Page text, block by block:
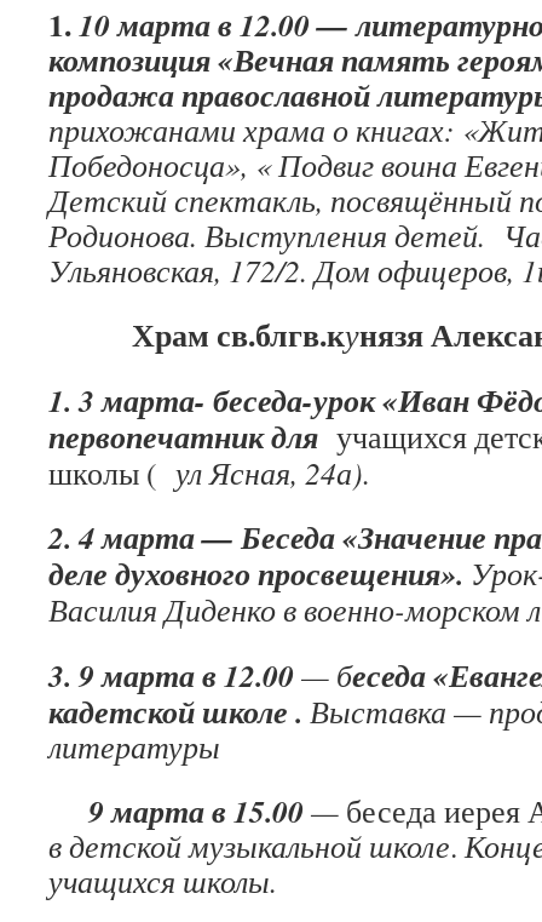
1.10 марта в 12.00 —
композиция «Вечная память
продажа православной
прихожанами храма о книгах:
Победоносца», « Подвиг воина
Детский спектакль, посвящённый
Родионова. Выступления детей.
Ульяновская, 172/2. Дом
Храм св.блгв.кунязя
1. 3 марта- беседа-урок «Иван
первопечатник для учащихся
школы ( ул Ясная, 24а).
2. 4 марта — Беседа «Значение
деле духовного просвещения».
Василия Диденко в военно-морском
3. 9 марта в 12.00 — беседа
кадетской школе . Выставка —
литературы
9 марта в 15.00 — беседа
в детской музыкальной школе.
учащихся школы.